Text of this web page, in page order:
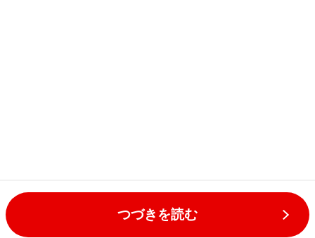
つづきを読む